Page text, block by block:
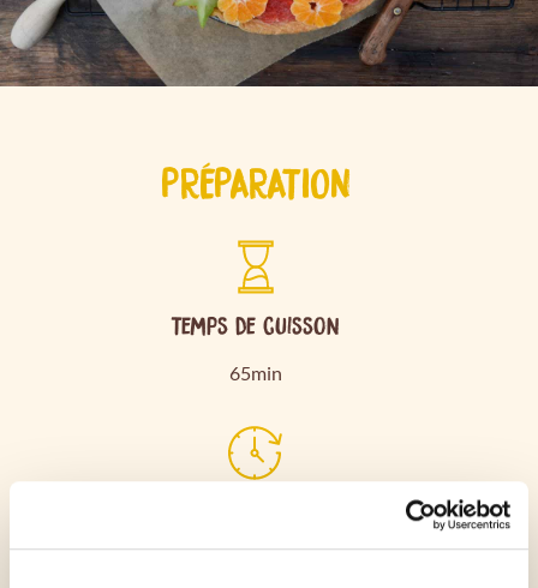
PRÉPARATION
Temps de cuisson
65min